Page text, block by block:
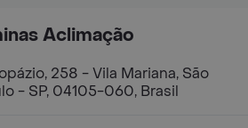
Aclimação
258 - Vila Mariana, São
- SP, 04105-060, Brasil